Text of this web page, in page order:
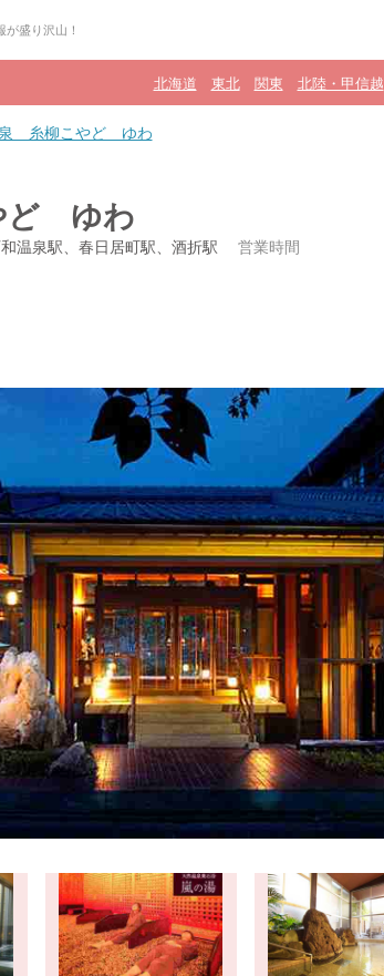
盛り沢山！
北海道 東北 関東 北陸・甲信越
糸柳こやど ゆわ
ど ゆわ
温泉駅、春日居町駅、酒折駅 営業時間